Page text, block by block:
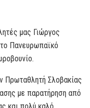
μας Γιώργος
Πανευρωπαϊκό
Πρωταθλητή Σλοβακίας
με παρατήρηση από
και πολύ καλό